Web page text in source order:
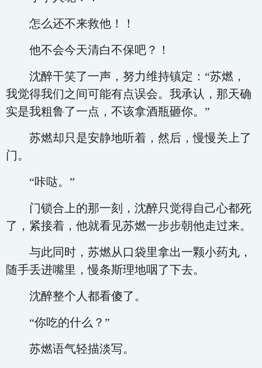
怎么还不来救他！！
他不会今天清白不保吧？！
沈醉干笑了一声，努力维持镇定：“苏燃，
我觉得我们之间可能有点误会。我承认，那天确
实是我粗鲁了一点，不该拿酒瓶砸你。”
苏燃却只是安静地听着，然后，慢慢关上了
门。
“咔哒。”
门锁合上的那一刻，沈醉只觉得自己心都死
了，紧接着，他就看见苏燃一步步朝他走过来。
与此同时，苏燃从口袋里拿出一颗小药丸，
随手丢进嘴里，慢条斯理地咽了下去。
沈醉整个人都看傻了。
“你吃的什么？”
苏燃语气轻描淡写。